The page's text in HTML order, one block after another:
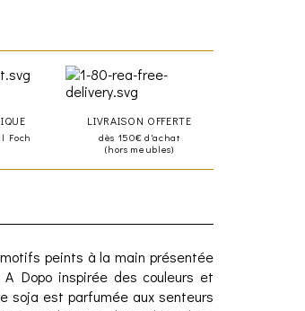
Foch
LIVRAISON OFFERTE
dès 150€ d'achat
(hors meubles)
peints à la main présentée
Dopo inspirée des couleurs et
soja est parfumée aux senteurs